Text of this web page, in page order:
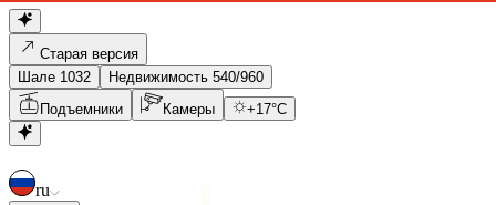
Старая версия
Шале 1032
Недвижимость 540/960
Подъемники
Камеры +17°C
ru